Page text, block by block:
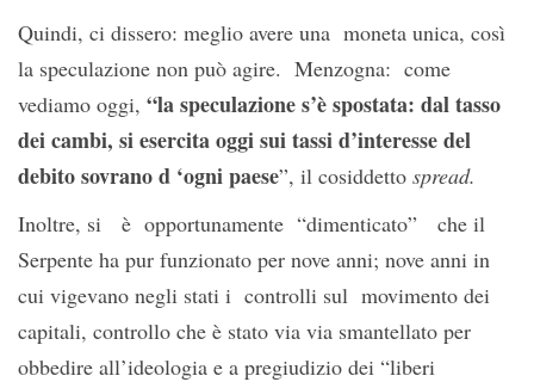
Quindi, ci dissero: meglio avere una moneta unica, così
la speculazione non può agire. Menzogna: come
vediamo oggi, “la speculazione s’è spostata: dal tasso
dei cambi, si esercita oggi sui tassi d’interesse del
debito sovrano d ‘ogni paese”, il cosiddetto spread.
Inoltre, si è opportunamente “dimenticato” che il
Serpente ha pur funzionato per nove anni; nove anni in
cui vigevano negli stati i controlli sul movimento dei
capitali, controllo che è stato via via smantellato per
obbedire all’ideologia e a pregiudizio dei “liberi